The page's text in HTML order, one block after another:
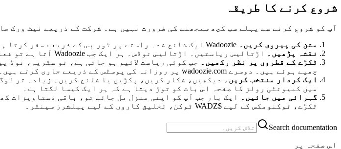
شروع کرنے کا طریقہ
آپ کو شروع کرنے سے پہلے سب کچھ سمجھنے کی ضرورت نہیں ہے۔ شرکت کے ذریعے نیٹ ورک
مشن کی پیروی کریں۔
نقشہ پڑھیں۔
اڑتالیس ریاستیں۔ اڑتالیس نوڈس۔ ہر ایک جب Wadoozie آتا ہے تو فعال ہوجاتا ہے، سات سگنل کے ٹکڑے میدان میں جاری کرتا ہے۔
ٹکڑے کے قطروں پر نظر رکھیں۔ جب کوئی ریاست لائیو ہو جاتی ہے، تو سٹریم، نوڈ
چھپے ہوئے ہیں۔ دوسرے wadoozie.com پر روزانہ کی پوسٹس کے ذریعے جاری کرتے ہیں۔
ایک کردار منتخب کریں۔ دیکھیں، شکار کریں، پکڑیں ​​یا شائع کریں۔ زیادہ تر
میں کمیونٹی رولز کا صفحہ اس بات کو توڑ دیتا ہے کہ ہر ایک کیسا لگتا ہے۔
گہرائی میں جائیں۔
ایک بار جب آپ کو اپنی منزل مل جائے تو، باقی دستاویزات
ٹکڑے، ٹوکنومکس کے لیے $WADZ ٹوکن، تخلیق کاروں کے لیے پبلشرز سینٹر۔
Search documentation
اس صفحہ پر